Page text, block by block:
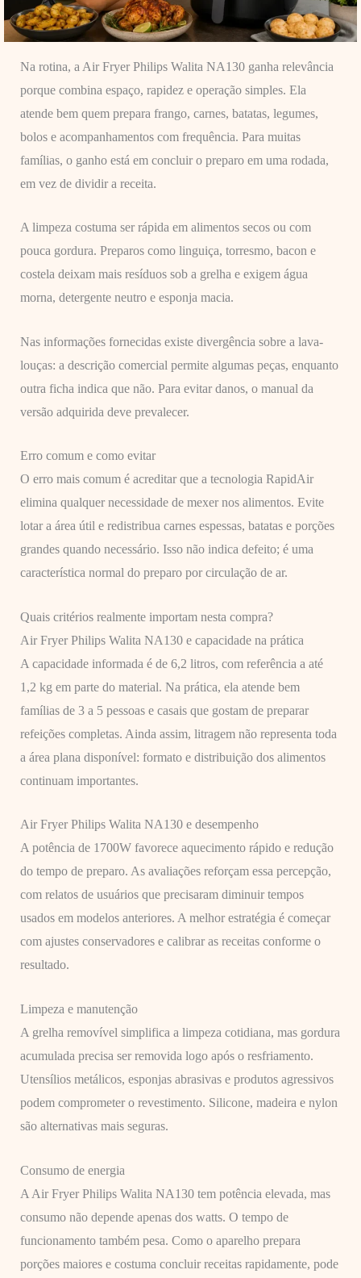
Na rotina, a Air Fryer Philips Walita NA130 ganha relevância
porque combina espaço, rapidez e operação simples. Ela
atende bem quem prepara frango, carnes, batatas, legumes,
bolos e acompanhamentos com frequência. Para muitas
famílias, o ganho está em concluir o preparo em uma rodada,
em vez de dividir a receita.
A limpeza costuma ser rápida em alimentos secos ou com
pouca gordura. Preparos como linguiça, torresmo, bacon e
costela deixam mais resíduos sob a grelha e exigem água
morna, detergente neutro e esponja macia.
Nas informações fornecidas existe divergência sobre a lava-
louças: a descrição comercial permite algumas peças, enquanto
outra ficha indica que não. Para evitar danos, o manual da
versão adquirida deve prevalecer.
Erro comum e como evitar
O erro mais comum é acreditar que a tecnologia RapidAir
elimina qualquer necessidade de mexer nos alimentos. Evite
lotar a área útil e redistribua carnes espessas, batatas e porções
grandes quando necessário. Isso não indica defeito; é uma
característica normal do preparo por circulação de ar.
Quais critérios realmente importam nesta compra?
Air Fryer Philips Walita NA130 e capacidade na prática
A capacidade informada é de 6,2 litros, com referência a até
1,2 kg em parte do material. Na prática, ela atende bem
famílias de 3 a 5 pessoas e casais que gostam de preparar
refeições completas. Ainda assim, litragem não representa toda
a área plana disponível: formato e distribuição dos alimentos
continuam importantes.
Air Fryer Philips Walita NA130 e desempenho
A potência de 1700W favorece aquecimento rápido e redução
do tempo de preparo. As avaliações reforçam essa percepção,
com relatos de usuários que precisaram diminuir tempos
usados em modelos anteriores. A melhor estratégia é começar
com ajustes conservadores e calibrar as receitas conforme o
resultado.
Limpeza e manutenção
A grelha removível simplifica a limpeza cotidiana, mas gordura
acumulada precisa ser removida logo após o resfriamento.
Utensílios metálicos, esponjas abrasivas e produtos agressivos
podem comprometer o revestimento. Silicone, madeira e nylon
são alternativas mais seguras.
Consumo de energia
A Air Fryer Philips Walita NA130 tem potência elevada, mas
consumo não depende apenas dos watts. O tempo de
funcionamento também pesa. Como o aparelho prepara
porções maiores e costuma concluir receitas rapidamente, pode